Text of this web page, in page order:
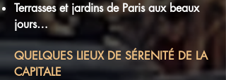
Terrasses et jardins de Paris aux beaux
jours…
QUELQUES LIEUX DE SÉRENITÉ DE LA
CAPITALE